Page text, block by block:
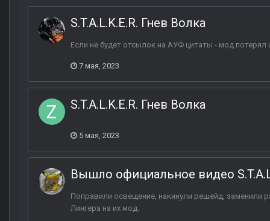
S.T.A.L.K.E.R. Гнев Волка
Если не будет отсылок на АУФ цитаты - мод
7 мая, 2023
S.T.A.L.K.E.R. Гнев Волка
5 мая, 2023
Вышло официальное видео
Поправили освещение, накинули решейд, заменили
Лингера на их мод.